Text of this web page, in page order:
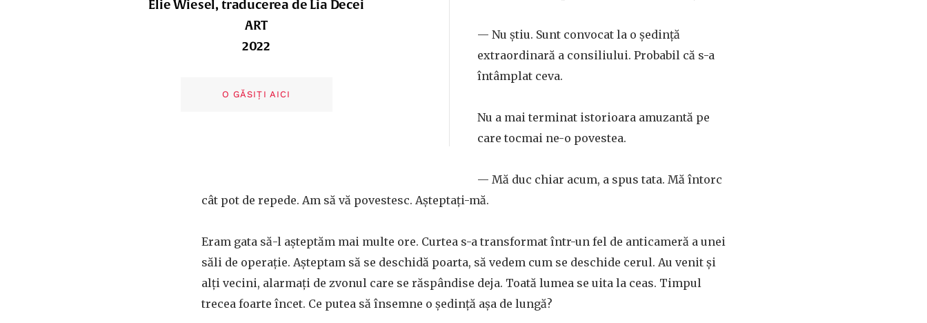
Elie Wiesel, traducerea de Lia Decei
ART
2022
O GĂSIȚI AICI
— Nu știu. Sunt convocat la o ședință
extraordinară a consiliului. Probabil că s-a
întâmplat ceva.
Nu a mai terminat istorioara amuzantă pe
care tocmai ne-o povestea.
— Mă duc chiar acum, a spus tata. Mă întorc
cât pot de repede. Am să vă povestesc. Așteptați-mă.
Eram gata să-l așteptăm mai multe ore. Curtea s-a transformat într-un fel de anticameră a unei
săli de operație. Așteptam să se deschidă poarta, să vedem cum se deschide cerul. Au venit și
alți vecini, alarmați de zvonul care se răspândise deja. Toată lumea se uita la ceas. Timpul
trecea foarte încet. Ce putea să însemne o ședință așa de lungă?